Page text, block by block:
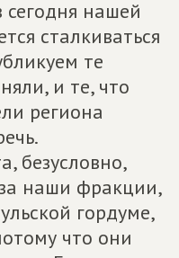
сегодня нашей
сталкиваться
те
и те, что
региона
безусловно,
наши фракции,
гордуме,
что они